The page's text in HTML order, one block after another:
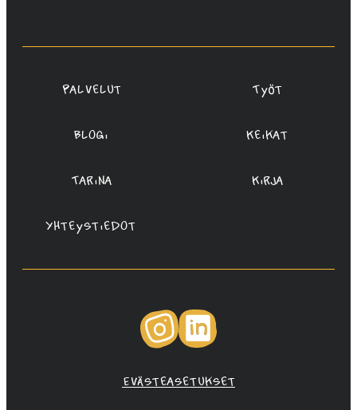
Oy
Palvelut Työt
Blogi Keikat
Tarina Kirja
Yhteystiedot
Instagram
Evästeasetukset